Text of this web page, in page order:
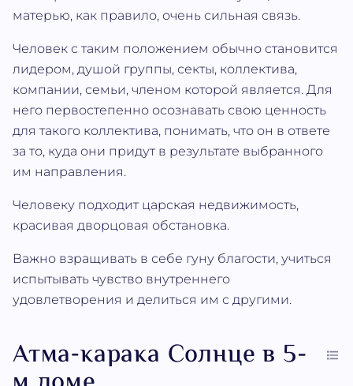
матерью, как правило, очень сильная связь.
Человек с таким положением обычно становится
лидером, душой группы, секты, коллектива,
компании, семьи, членом которой является. Для
него первостепенно осознавать свою ценность
для такого коллектива, понимать, что он в ответе
за то, куда они придут в результате выбранного
им направления.
Человеку подходит царская недвижимость,
красивая дворцовая обстановка.
Важно взращивать в себе гуну благости, учиться
испытывать чувство внутреннего
удовлетворения и делиться им с другими.
Атма‐карака Солнце в 5-